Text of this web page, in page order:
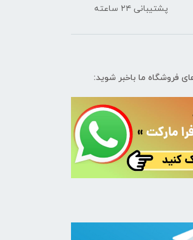
پشتیبانی ۲۴ ساعته
فروشگاه ما باخبر شوید: